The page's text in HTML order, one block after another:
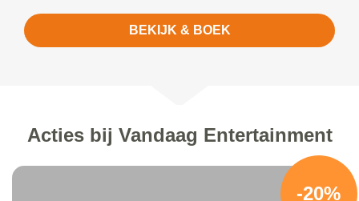
BEKIJK & BOEK
Acties bij Vandaag Entertainment
-20%